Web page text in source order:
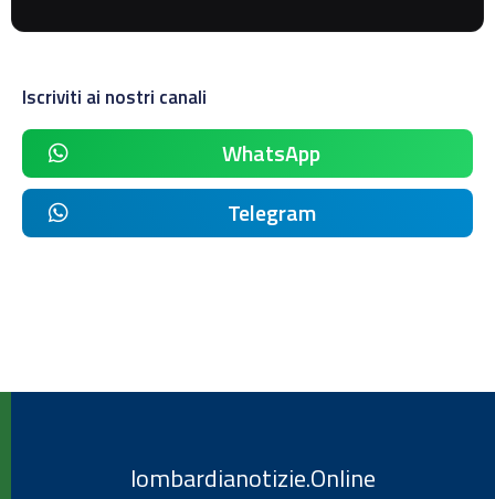
Iscriviti ai nostri canali
WhatsApp
Telegram
lombardianotizie.Online